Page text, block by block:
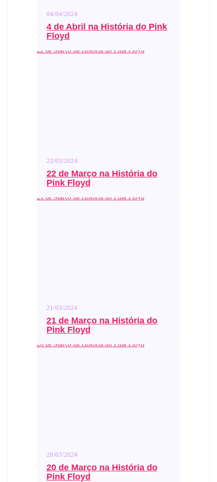
04/04/2024
4 de Abril na História do Pink
Floyd
22 de Março na História do Pink Floyd
22/03/2024
22 de Março na História do
Pink Floyd
21 de Março na História do Pink Floyd
21/03/2024
21 de Março na História do
Pink Floyd
20 de Março na História do Pink Floyd
20/03/2024
20 de Março na História do
Pink Floyd